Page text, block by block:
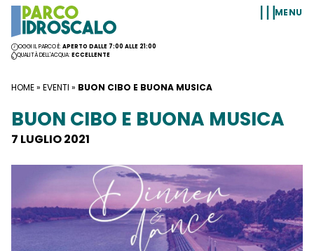
Vai al contenuto
OGGI IL PARCO È:APERTO DALLE 7:00 ALLE 21:00
QUALITÀ DELL'ACQUA:ECCELLENTE
MENU
HOME» EVENTI » BUON CIBO E BUONA MUSICA
BUON CIBO E BUONA MUSICA
7 LUGLIO 2021